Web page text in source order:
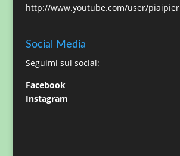
http://www.youtube.com/user/piaipier
Social Media
Seguimi sui social:
Facebook
Instagram